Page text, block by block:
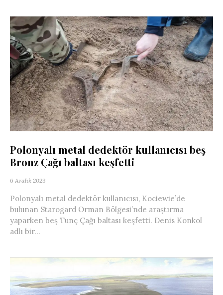
Polonyalı metal dedektör kullanıcısı beş
Bronz Çağı baltası keşfetti
6 Aralık 2023
Polonyalı metal dedektör kullanıcısı, Kociewie’de
bulunan Starogard Orman Bölgesi’nde araştırma
yaparken beş Tunç Çağı baltası keşfetti. Denis Konkol
adlı bir...